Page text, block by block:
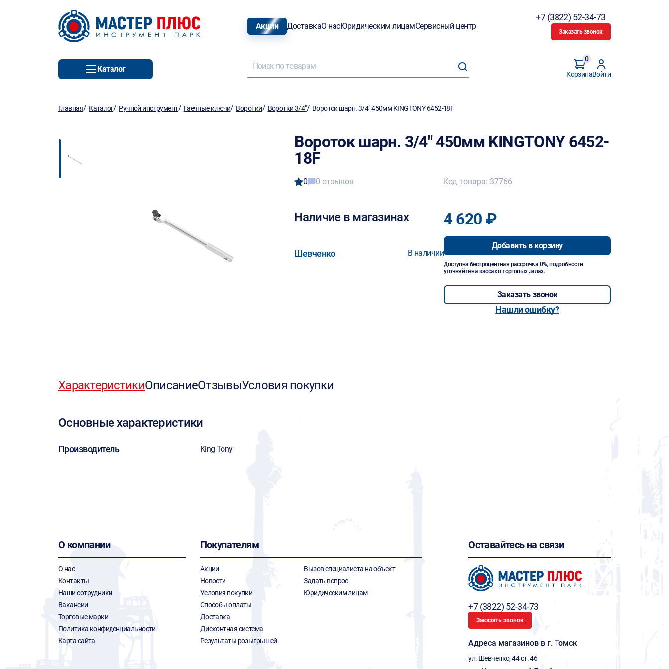
Акции ДоставкаО насЮридическим лицамСервисный центр
+7 (3822) 52-34-73
Заказать звонок
Каталог
Корзина
0
Войти
Главная/ Каталог/ Ручной инструмент/ Гаечные ключи/ Воротки/ Воротки 3/4"/ Вороток шарн. 3/4" 450мм KINGTONY 6452-18F
Вороток шарн. 3/4" 450мм KINGTONY 6452-
18F
0 0 отзывов
Наличие в магазинах
Шевченко В наличии
Код товара: 37766
4 620 ₽
Добавить в корзину
Доступна беспроцентная рассрочка 0%, подробности
уточняйте на кассах в торговых залах.
Заказать звонок
Нашли ошибку?
ХарактеристикиОписаниеОтзывыУсловия покупки
Основные характеристики
Производитель King Tony
О компании
О нас
Контакты
Наши сотрудники
Вакансии
Торговые марки
Политика конфиденциальности
Карта сайта
Покупателям
Акции
Новости
Условия покупки
Способы оплаты
Доставка
Дисконтная система
Результаты розыгрышей
Вызов специалиста на объект
Задать вопрос
Юридическим лицам
Оставайтесь на связи
+7 (3822) 52-34-73
Заказать звонок
Адреса магазинов в г. Томск
ул. Шевченко, 44 ст. 46